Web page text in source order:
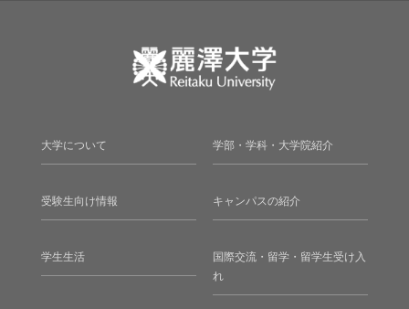
大学について 学部・学科・大学院紹介
受験生向け情報 キャンパスの紹介
学生生活
国際交流・留学・留学生受け入
れ